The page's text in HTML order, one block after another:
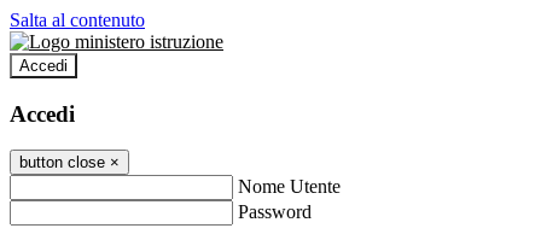
Salta al contenuto
Accedi
Accedi
button close ×
Nome Utente
Password